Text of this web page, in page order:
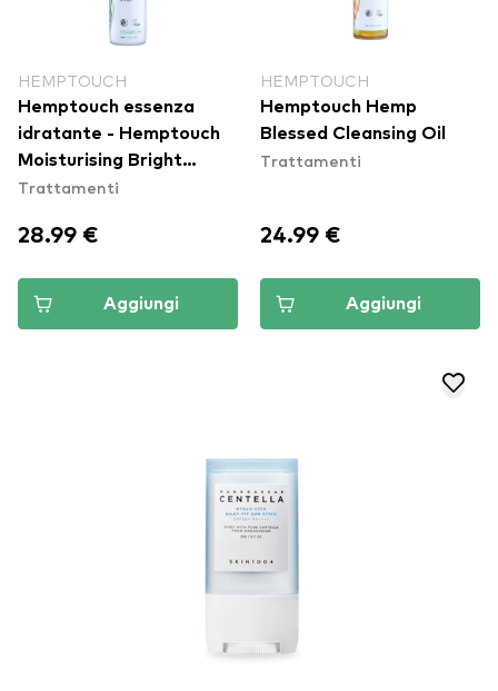
HEMPTOUCH
Hemptouch essenza
idratante - Hemptouch
Moisturising Bright
Essence
Trattamenti
28.99 €
Aggiungi
HEMPTOUCH
Hemptouch Hemp
Blessed Cleansing Oil
Trattamenti
24.99 €
Aggiungi